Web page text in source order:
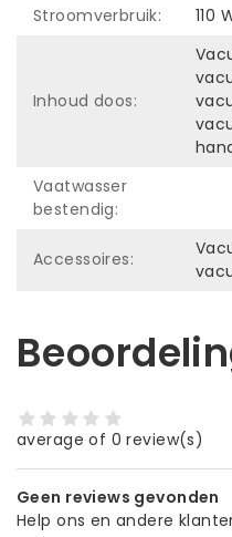
Stroomverbruik:
110
Inhoud doos:
Vaatwasser
bestendig:
Accessoires:
average of 0 review(s)
Geen reviews gevonden
Help ons en andere